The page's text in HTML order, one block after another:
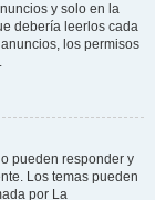
y solo en la
debería leerlos cada
los permisos
pueden responder y
Los temas pueden
por La